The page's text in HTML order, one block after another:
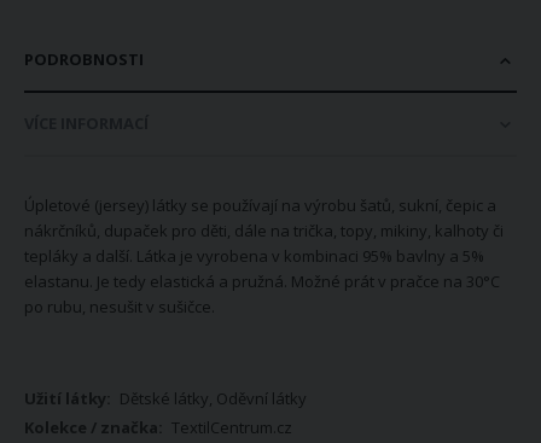
PODROBNOSTI
Úpletové (jersey) látky se používají na výrobu šatů, sukní, čepic a
nákrčníků, dupaček pro děti, dále na trička, topy, mikiny, kalhoty či
tepláky a další. Látka je vyrobena v kombinaci 95% bavlny a 5%
elastanu. Je tedy elastická a pružná. Možné prát v pračce na 30°C
po rubu, nesušit v sušičce.
Více
informací
Dětské látky, Oděvní látky
TextilCentrum.cz